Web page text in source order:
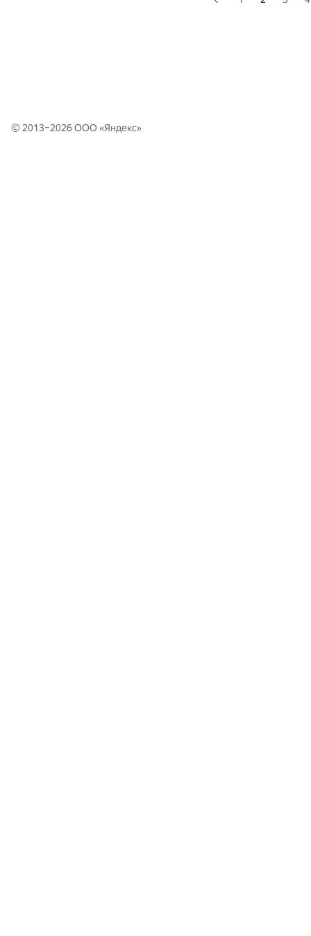
© 2013–2026 ООО «Яндекс»